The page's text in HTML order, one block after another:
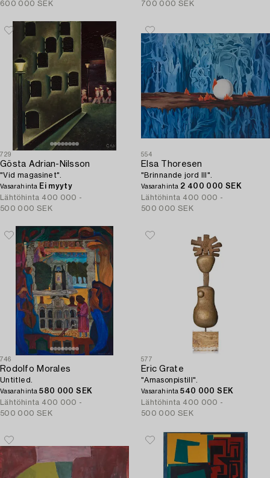
600 000 SEK 700 000 SEK
729
Gösta Adrian-Nilsson
"Vid magasinet".
Vasarahinta Ei myyty
Lähtöhinta 400 000 -
500 000 SEK
554
Elsa Thoresen
"Brinnande jord III".
Vasarahinta 2 400 000 SEK
Lähtöhinta 400 000 -
500 000 SEK
746
Rodolfo Morales
Untitled.
Vasarahinta580 000 SEK
Lähtöhinta 400 000 -
500 000 SEK
577
Eric Grate
"Amasonpistill".
Vasarahinta540 000 SEK
Lähtöhinta 400 000 -
500 000 SEK